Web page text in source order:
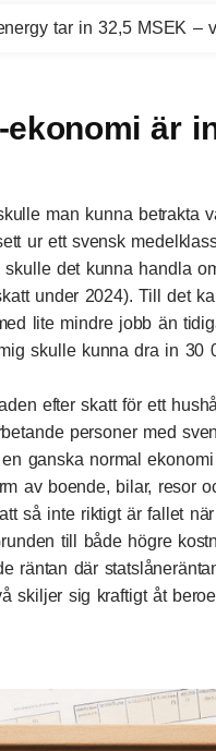
tar in 32,5 MSEK –
ekonomi är
man kunna betrakta
ur ett svensk
skulle det kunna handla
under 2024). Till det
lite mindre jobb än
skulle kunna dra in 30
efter skatt för ett
personer med
ganska normal
av boende, bilar, resor
så inte riktigt är fallet
till både högre
räntan där
skiljer sig kraftigt åt